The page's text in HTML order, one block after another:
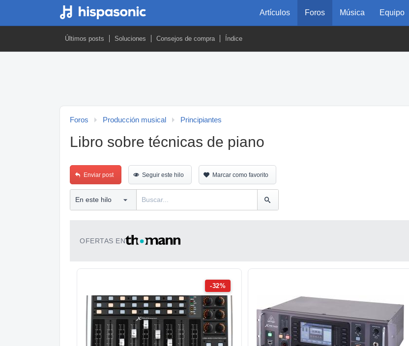
Artículos Foros Música Equipo
Últimos posts Soluciones Consejos de compra Índice
Foros Producción musical Principiantes
Libro sobre técnicas de piano
Enviar post Seguir este hilo Marcar como favorito
OFERTAS EN
-32%